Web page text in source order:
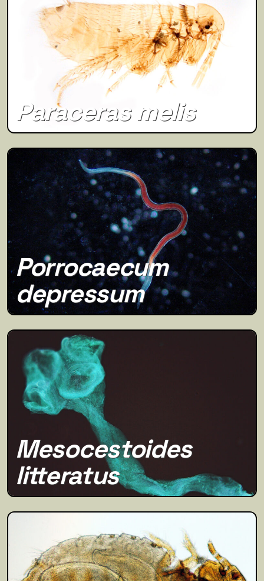
Paraceras melis
Porrocaecum
depressum
Mesocestoides
litteratus